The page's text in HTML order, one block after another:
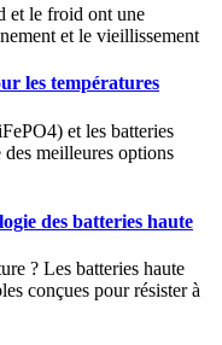
et le froid ont une
et le vieillissement
les températures
et les batteries
des meilleures options
des batteries haute
? Les batteries haute
conçues pour résister à